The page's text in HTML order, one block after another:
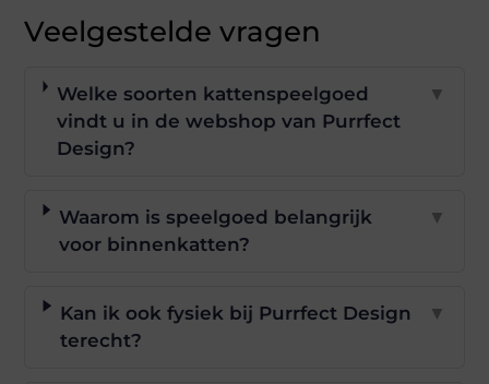
Veelgestelde vragen
Welke soorten kattenspeelgoed
vindt u in de webshop van Purrfect
Design?
▼
Waarom is speelgoed belangrijk
voor binnenkatten?
▼
Kan ik ook fysiek bij Purrfect Design
terecht?
▼